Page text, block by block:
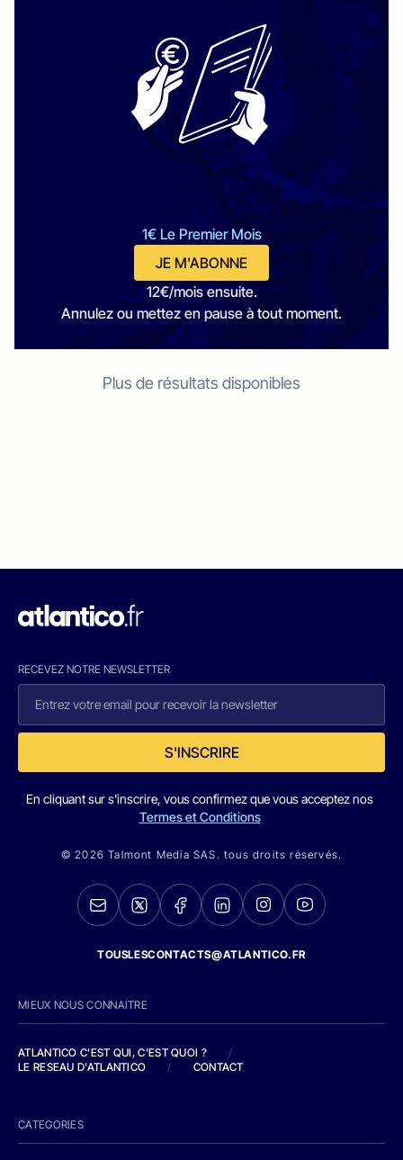
1€ Le Premier Mois
JE M'ABONNE
12€/mois ensuite.
Annulez ou mettez en pause à tout moment.
Plus de résultats disponibles
RECEVEZ NOTRE NEWSLETTER
S'INSCRIRE
En cliquant sur s'inscrire, vous confirmez que vous acceptez nos
Termes et Conditions
© 2026 Talmont Media SAS. tous droits réservés.
TOUSLESCONTACTS@ATLANTICO.FR
MIEUX NOUS CONNAITRE
ATLANTICO C'EST QUI, C'EST QUOI ?
/
LE RESEAU D'ATLANTICO
/ CONTACT
CATEGORIES